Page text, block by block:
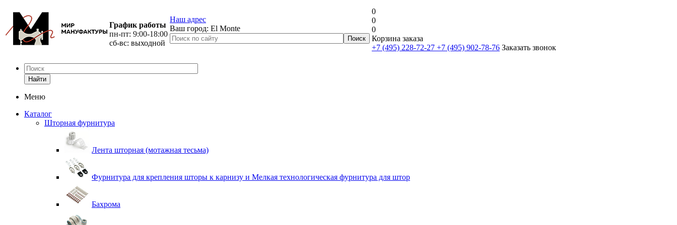
График работы
пн-пт: 9:00-18:00
сб-вс: выходной
Наш адрес
Ваш город: El Monte
0
0
0
Корзина заказа
+7 (495) 228-72-27 +7 (495) 902-78-76 Заказать звонок
Найти
Меню
Каталог
Шторная фурнитура
Лента шторная (мотажная тесьма)
Фурнитура для крепления шторы к карнизу и Мелкая технологическая фурнитура для штор
Бахрома